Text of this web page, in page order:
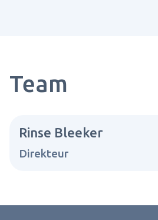
Team
Rinse Bleeker
Direkteur